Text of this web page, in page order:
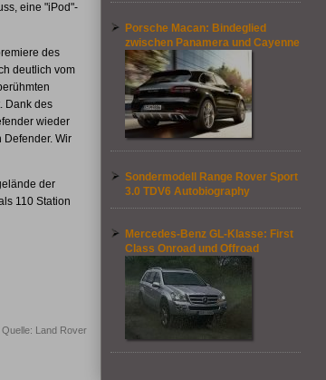
eine "iPod"-
des
deutlich vom
Dank des
wieder
Wir
der
110 Station
Quelle: Land Rover
Porsche Macan: Bindeglied
zwischen Panamera und Cayenne
Sondermodell Range Rover Sport
3.0 TDV6 Autobiography
Mercedes-Benz GL-Klasse: First
Class Onroad und Offroad